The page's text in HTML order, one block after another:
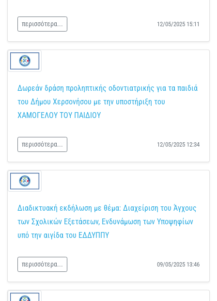
περισσότερα... 12/05/2025 15:11
Δωρεάν δράση προληπτικής οδοντιατρικής για τα παιδιά
του Δήμου Χερσονήσου με την υποστήριξη του
ΧΑΜΟΓΕΛΟΥ ΤΟΥ ΠΑΙΔΙΟΥ
περισσότερα... 12/05/2025 12:34
Διαδικτυακή εκδήλωση με θέμα: Διαχείριση του Άγχους
των Σχολικών Εξετάσεων, Ενδυνάμωση των Υποψηφίων
υπό την αιγίδα του ΕΔΔΥΠΠΥ
περισσότερα... 09/05/2025 13:46